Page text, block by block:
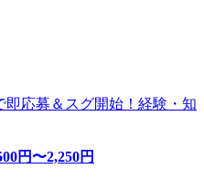
即応募＆スグ開始！経験・知
円〜2,250円